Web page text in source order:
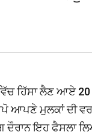
ਹਿੱਸਾ ਲੈਣ ਆਏ
ਮੁਲਕਾਂ ਦੀ ਵਰਤੋਂ
ਇਹ ਫੈਸਲਾ